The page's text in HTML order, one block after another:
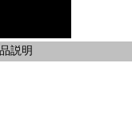
説明